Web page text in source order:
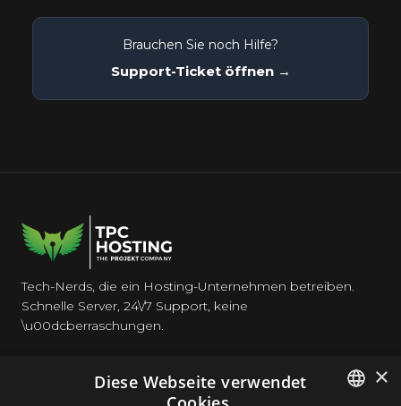
Brauchen Sie noch Hilfe?
Support-Ticket öffnen →
Tech-Nerds, die ein Hosting-Unternehmen betreiben.
Schnelle Server, 24\/7 Support, keine
\u00dcberraschungen.
×
Diese Webseite verwendet